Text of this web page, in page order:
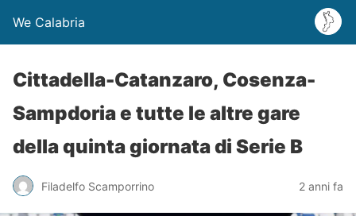
We Calabria
Cittadella-Catanzaro, Cosenza-
Sampdoria e tutte le altre gare
della quinta giornata di Serie B
Filadelfo Scamporrino 2 anni fa